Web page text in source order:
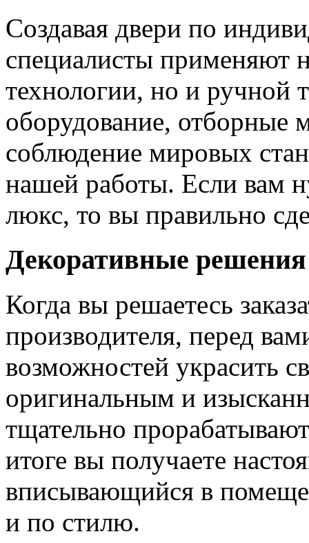
Создавая двери по
специалисты применяют
технологии, но и ручной
оборудование, отборные
соблюдение мировых
нашей работы. Если вам
люкс, то вы правильно
Декоративные решения
Когда вы решаетесь
производителя, перед
возможностей украсить
оригинальным и
тщательно
итоге вы получаете
вписывающийся в
и по стилю.